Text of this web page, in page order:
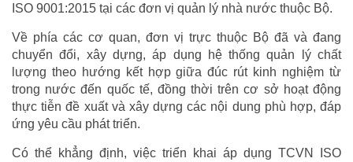
ISO 9001:2015 tại các đơn vị quản lý nhà nước thuộc Bộ.
Về phía các cơ quan, đơn vị trực thuộc Bộ đã và đang
chuyển đổi, xây dựng, áp dụng hệ thống quản lý chất
lượng theo hướng kết hợp giữa đúc rút kinh nghiệm từ
trong nước đến quốc tế, đồng thời trên cơ sở hoạt động
thực tiễn đề xuất và xây dựng các nội dung phù hợp, đáp
ứng yêu cầu phát triển.
Có thể khẳng định, việc triển khai áp dụng TCVN ISO